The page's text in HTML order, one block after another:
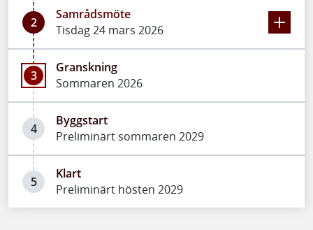
2
Samrådsmöte
Tisdag 24 mars 2026
3
Granskning
Sommaren 2026
4
Byggstart
Preliminärt sommaren 2029
5
Klart
Preliminärt hösten 2029